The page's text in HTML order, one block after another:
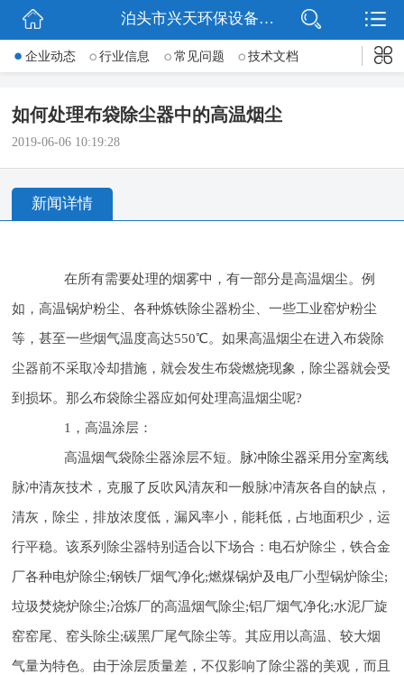
网站首页
新闻动态
泊头市兴天环保设备有限公司
企业动态 行业信息 常见问题 技术文档
如何处理布袋除尘器中的高温烟尘
2019-06-06 10:19:28
新闻详情
在所有需要处理的烟雾中，有一部分是高温烟尘。例
如，高温锅炉粉尘、各种炼铁除尘器粉尘、一些工业窑炉粉尘
等，甚至一些烟气温度高达550℃。如果高温烟尘在进入布袋除
尘器前不采取冷却措施，就会发生布袋燃烧现象，除尘器就会受
到损坏。那么布袋除尘器应如何处理高温烟尘呢?
1，高温涂层：
高温烟气袋除尘器涂层不短。 脉冲除尘器采用分室离线
脉冲清灰技术，克服了反吹风清灰和一般脉冲清灰各自的缺点，
清灰，除尘，排放浓度低，漏风率小，能耗低，占地面积少，运
行平稳。该系列除尘器特别适合以下场合：电石炉除尘，铁合金
厂各种电炉除尘;钢铁厂烟气净化;燃煤锅炉及电厂小型锅炉除尘;
垃圾焚烧炉除尘;冶炼厂的高温烟气除尘;铝厂烟气净化;水泥厂旋
窑窑尾、窑头除尘;碳黑厂尾气除尘等。其应用以高温、较大烟
气量为特色。由于涂层质量差，不仅影响了除尘器的美观，而且